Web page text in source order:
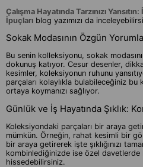
Çalışma Hayatında Tarzınızı
İpuçları blog yazımızı da
Sokak Modasının Özgün
Bu senin kolleksiyonu, sokak
dokunuş katıyor. Cesur desenler,
kesimler, koleksiyonun ruhunu
parçaları kolaylıkla bulabileceğiniz bu
ortaya koymanızı sağlıyor.
Günlük ve İş Hayatında Şıklık:
Koleksiyondaki parçaları bir araya
mümkün. Örneğin, rahat kesimli bir
bir araya getirerek işte şıklığınızı
kombinlediğinizde ise özel davetlerde
hissedebilirsiniz.